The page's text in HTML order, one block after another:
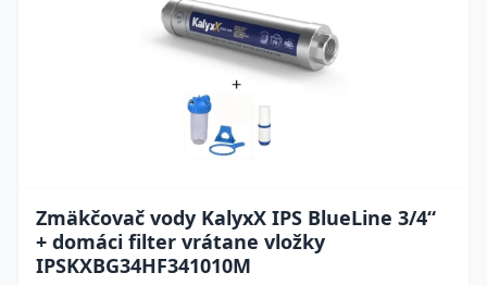
Zmäkčovač vody KalyxX IPS BlueLine 3/4“
+ domáci filter vrátane vložky
IPSKXBG34HF341010M